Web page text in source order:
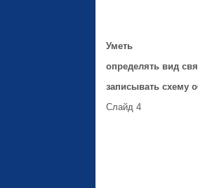
Уметь
определять вид
записывать схему
Слайд 4